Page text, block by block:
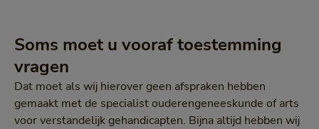
Soms moet u vooraf toestemming
vragen
Dat moet als wij hierover geen afspraken hebben
gemaakt met de specialist ouderengeneeskunde of arts
voor verstandelijk gehandicapten. Bijna altijd hebben wij